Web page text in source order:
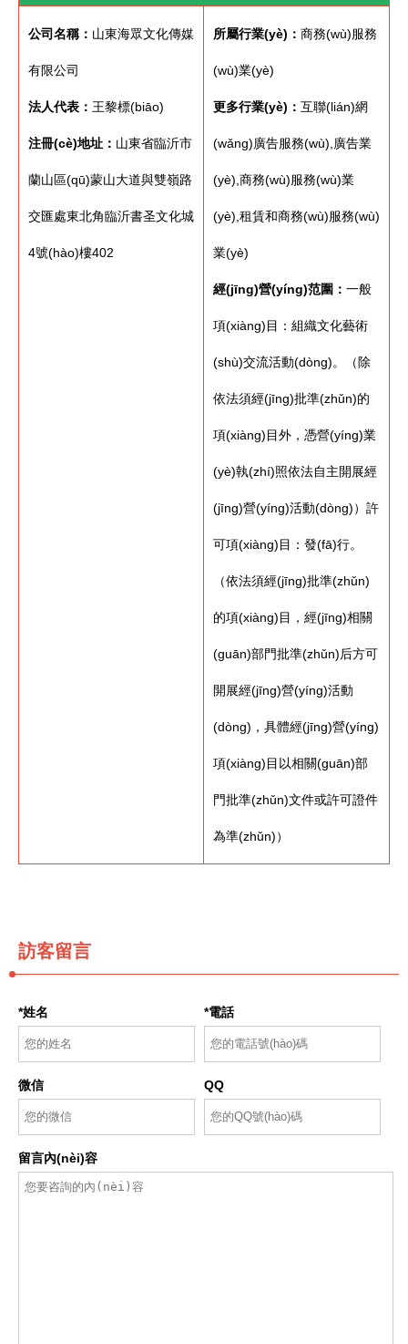
公司名稱： 山東海眾文化傳媒
有限公司
法人代表： 王黎標(biāo)
注冊(cè)地址： 山東省臨沂市
蘭山區(qū)蒙山大道與雙嶺路
交匯處東北角臨沂書圣文化城
4號(hào)樓402
所屬行業(yè)： 商務(wù)服務
(wù)業(yè)
更多行業(yè)： 互聯(lián)網
(wǎng)廣告服務(wù),廣告業
(yè),商務(wù)服務(wù)業
(yè),租賃和商務(wù)服務(wù)
業(yè)
經(jīng)營(yíng)范圍： 一般
項(xiàng)目：組織文化藝術
(shù)交流活動(dòng)。（除
依法須經(jīng)批準(zhǔn)的
項(xiàng)目外，憑營(yíng)業
(yè)執(zhí)照依法自主開展經
(jīng)營(yíng)活動(dòng)）許
可項(xiàng)目：發(fā)行。
（依法須經(jīng)批準(zhǔn)
的項(xiàng)目，經(jīng)相關
(guān)部門批準(zhǔn)后方可
開展經(jīng)營(yíng)活動
(dòng)，具體經(jīng)營(yíng)
項(xiàng)目以相關(guān)部
門批準(zhǔn)文件或許可證件
為準(zhǔn)）
訪客留言
*姓名 *電話
微信 QQ
留言內(nèi)容